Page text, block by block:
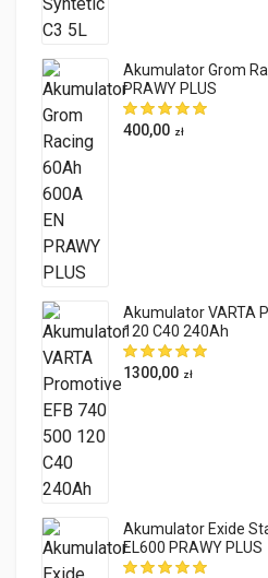
Akumulator Grom
PRAWY PLUS
400,00 zł
Akumulator VARTA
120 C40 240Ah
1300,00 zł
Akumulator Exide
EL600 PRAWY PLUS